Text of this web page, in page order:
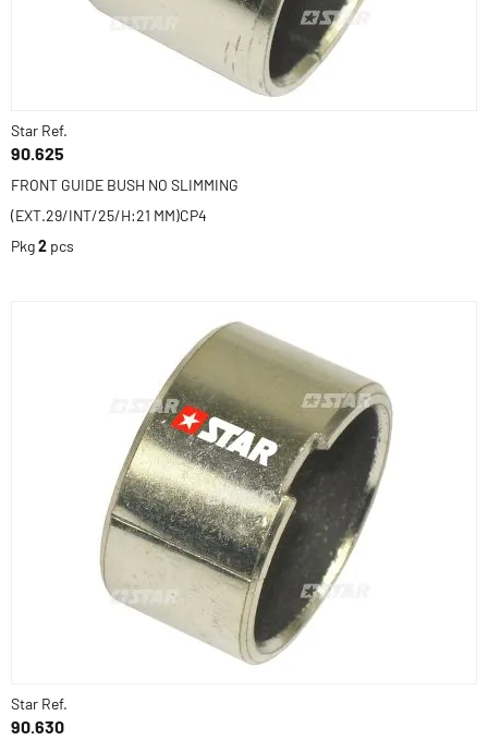
Star Ref.
90.625
FRONT GUIDE BUSH NO SLIMMING
(EXT.29/INT/25/H:21 MM)CP4
Pkg2 pcs
Star Ref.
90.630